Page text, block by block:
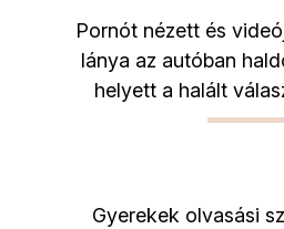
Pornót nézett és
lánya az autóban
helyett a halált
Gyerekek olvasási